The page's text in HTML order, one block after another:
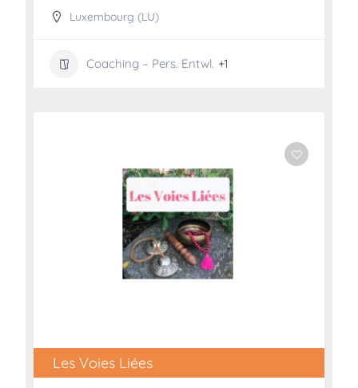
Luxembourg (LU)
Coaching – Pers. Entwl. +1
Les Voies Liées